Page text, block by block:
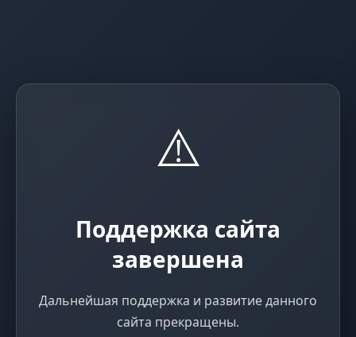
⚠️
Поддержка сайта
завершена
Дальнейшая поддержка и развитие данного
сайта прекращены.